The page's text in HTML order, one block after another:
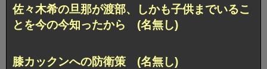
佐々木希の旦那が渡部、しかも子供までいるこ
とを今の今知ったから (名無し)
膝カックンへの防衛策 (名無し)